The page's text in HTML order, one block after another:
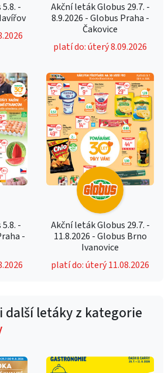
-
Akční leták Globus 29.7. -
8.9.2026 - Globus Praha -
Čakovice
platí do: úterý 8.09.2026
-
-
Akční leták Globus 29.7. -
11.8.2026 - Globus Brno
Ivanovice
platí do: úterý 11.08.2026
další letáky z kategorie